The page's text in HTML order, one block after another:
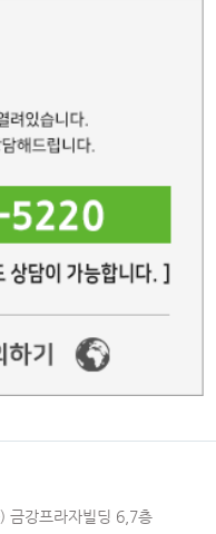
금강프라자빌딩 6,7층